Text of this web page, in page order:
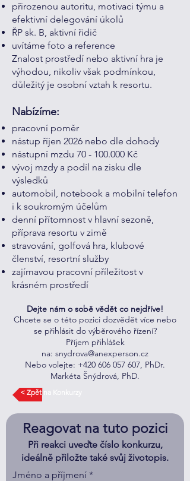
přirozenou autoritu, motivaci týmu a
efektivní delegování úkolů
ŘP sk. B, aktivní řidič
uvítáme foto a reference
Znalost prostředí nebo aktivní hra je
výhodou, nikoliv však podmínkou,
důležitý je osobní vztah k resortu.
Nabízíme:
pracovní poměr
nástup říjen 2026 nebo dle dohody
nástupní mzdu 70 - 100.000 Kč
vývoj mzdy a podíl na zisku dle
výsledků
automobil, notebook a mobilní telefon
i k soukromým účelům
denní přítomnost v hlavní sezoně,
příprava resortu v zimě
stravování, golfová hra, klubové
členství, resortní služby
zajímavou pracovní příležitost v
krásném prostředí
Dejte nám o sobě vědět co nejdříve!
Chcete se o této pozici dozvědět více nebo
se přihlásit do výběrového řízení?
Příjem přihlášek
na: snydrova@anexperson.cz
Nebo volejte: +420 606 057 607, PhDr.
Markéta Šnýdrová, PhD.
< Zpět na Konkurzy
Reagovat na tuto pozici
Při reakci uveďte číslo konkurzu,
ideálně přiložte také svůj životopis.
Jméno a příjmení